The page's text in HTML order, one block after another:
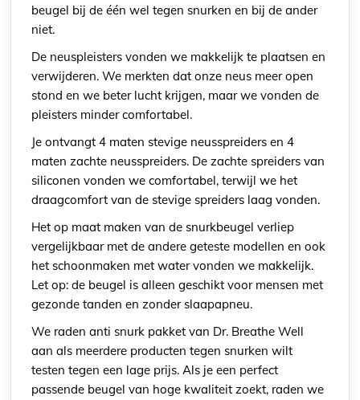
beugel bij de één wel tegen snurken en bij de ander
niet.
De neuspleisters vonden we makkelijk te plaatsen en
verwijderen. We merkten dat onze neus meer open
stond en we beter lucht krijgen, maar we vonden de
pleisters minder comfortabel.
Je ontvangt 4 maten stevige neusspreiders en 4
maten zachte neusspreiders. De zachte spreiders van
siliconen vonden we comfortabel, terwijl we het
draagcomfort van de stevige spreiders laag vonden.
Het op maat maken van de snurkbeugel verliep
vergelijkbaar met de andere geteste modellen en ook
het schoonmaken met water vonden we makkelijk.
Let op: de beugel is alleen geschikt voor mensen met
gezonde tanden en zonder slaapapneu.
We raden anti snurk pakket van Dr. Breathe Well
aan als meerdere producten tegen snurken wilt
testen tegen een lage prijs. Als je een perfect
passende beugel van hoge kwaliteit zoekt, raden we